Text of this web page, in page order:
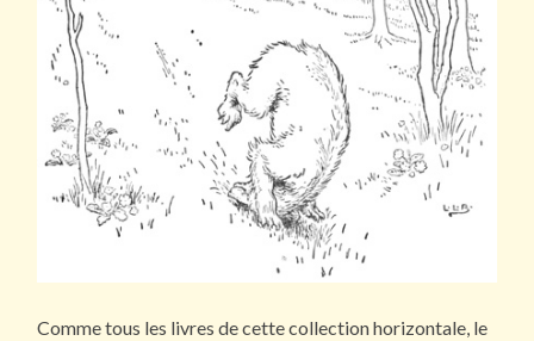
Comme tous les livres de cette collection horizontale, le